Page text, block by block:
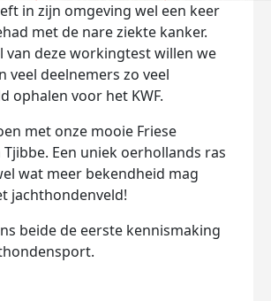
in zijn omgeving wel een keer
met de nare ziekte kanker.
van deze workingtest willen we
veel deelnemers zo veel
ophalen voor het KWF.
met onze mooie Friese
Een uniek oerhollands ras
wat meer bekendheid mag
jachthondenveld!
beide de eerste kennismaking